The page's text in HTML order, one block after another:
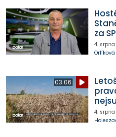
za
4.
Orlíková
03:06
4.